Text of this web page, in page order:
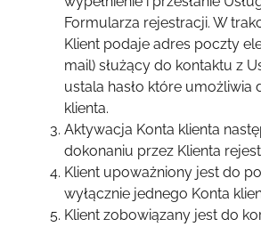
Formularza rejestracji. W
Klient podaje adres poczty
mail) służący do kontaktu z
ustala hasło które umożliwia
klienta.
Aktywacja Konta klienta
dokonaniu przez Klienta
Klient upoważniony jest do
wyłącznie jednego Konta
Klient zobowiązany jest do